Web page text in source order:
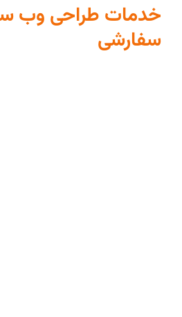
خدمات طراحی وب
سفارشی